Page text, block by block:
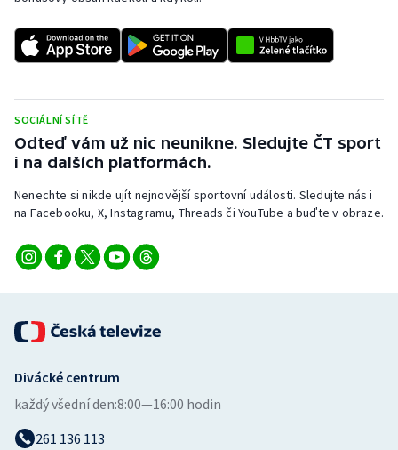
Veslování
Vodní slalom
Ostatní
SOCIÁLNÍ SÍTĚ
Odteď vám už nic neunikne. Sledujte ČT sport
i na dalších platformách.
Nenechte si nikde ujít nejnovější sportovní události. Sledujte nás i
na Facebooku, X, Instagramu, Threads či YouTube a buďte v obraze.
Divácké centrum
každý všední den:8:00—16:00 hodin
261 136 113